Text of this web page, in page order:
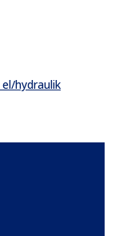
hydraulik